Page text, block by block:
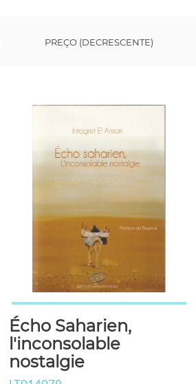
PREÇO (DECRESCENTE)
Écho Saharien,
l'inconsolable
nostalgie